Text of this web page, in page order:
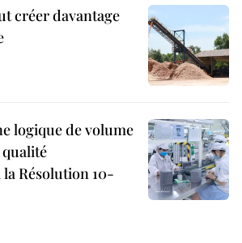
créer davantage
logique de volume
Résolution 10-